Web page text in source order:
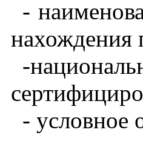
-
нахождения
-
- условное